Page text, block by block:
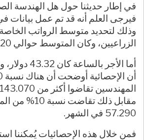
في إطار حديثنا حول هل الهندسة
وذلك لتحديد متوسط الرواتب
الزراعيين، وكان المتوسط حوالي 88,020 دولار سنويًا.
أما الأجر
مقابل ذلك
57.290 في الشهر.
فمن خلال هذه الإحصائيات يُمكننا